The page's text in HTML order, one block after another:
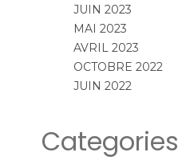
JUIN 2023
MAI 2023
AVRIL 2023
OCTOBRE 2022
JUIN 2022
Categories